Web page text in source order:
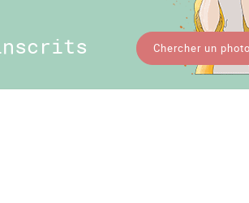
Chercher un